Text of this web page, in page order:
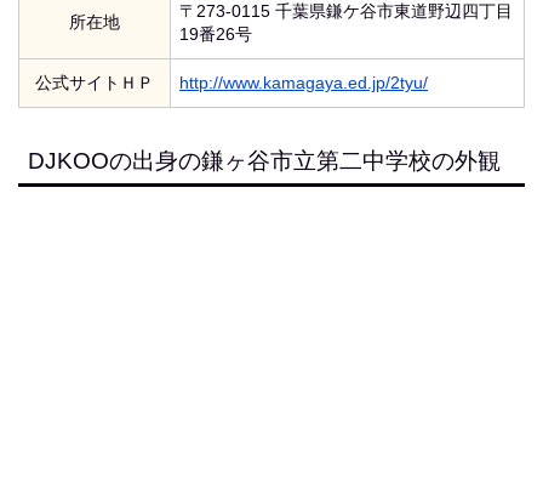
所在地
〒273-0115 千葉県鎌ケ谷市東道野辺四丁目
19番26号
公式サイトＨＰ http://www.kamagaya.ed.jp/2tyu/
DJKOOの出身の鎌ヶ谷市立第二中学校の外観